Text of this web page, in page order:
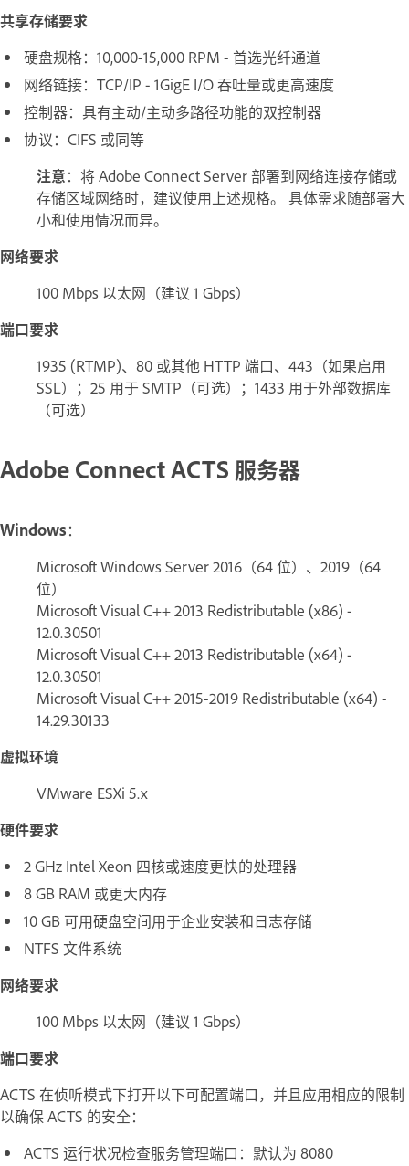
共享存储要求
硬盘规格：10,000-15,000 RPM - 首选光纤通道
网络链接：TCP/IP - 1GigE I/O 吞吐量或更高速度
控制器：具有主动/主动多路径功能的双控制器
协议：CIFS 或同等
注意：将 Adobe Connect Server 部署到网络连接存储或
存储区域网络时，建议使用上述规格。 具体需求随部署大
小和使用情况而异。
网络要求
100 Mbps 以太网（建议 1 Gbps）
端口要求
1935 (RTMP)、80 或其他 HTTP 端口、443（如果启用
SSL）；25 用于 SMTP（可选）；1433 用于外部数据库
（可选）
Adobe Connect ACTS 服务器
Windows：
Microsoft Windows Server 2016（64 位）、2019（64
位）
Microsoft Visual C++ 2013 Redistributable (x86) -
12.0.30501
Microsoft Visual C++ 2013 Redistributable (x64) -
12.0.30501
Microsoft Visual C++ 2015-2019 Redistributable (x64) -
14.29.30133
虚拟环境
VMware ESXi 5.x
硬件要求
2 GHz Intel Xeon 四核或速度更快的处理器
8 GB RAM 或更大内存
10 GB 可用硬盘空间用于企业安装和日志存储
NTFS 文件系统
网络要求
100 Mbps 以太网（建议 1 Gbps）
端口要求
ACTS 在侦听模式下打开以下可配置端口，并且应用相应的限制
以确保 ACTS 的安全：
ACTS 运行状况检查服务管理端口：默认为 8080